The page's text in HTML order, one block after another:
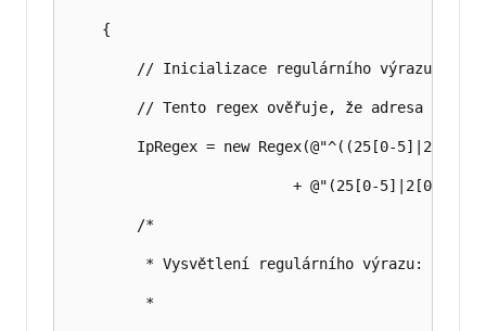
    {
// Inicializace regulárního výrazu pro
// Tento regex ověřuje, že adresa má
IpRegex = new Regex(@"^((25[0-5]|2[0-
+ @"(25[0-5]|2[0-
        /*
         * Vysvětlení regulárního výrazu:
         *